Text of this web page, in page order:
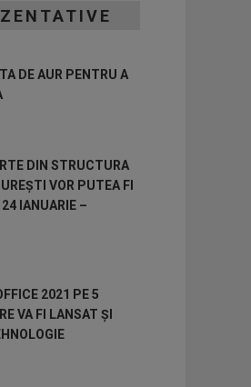
DE AUR PENTRU A
DIN STRUCTURA
VOR PUTEA FI
IANUARIE –
2021 PE 5
VA FI LANSAT ȘI